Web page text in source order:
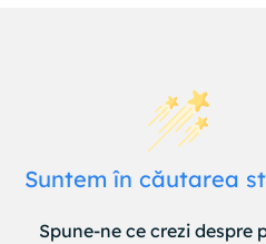
Suntem în căutarea
Spune-ne ce crezi despre